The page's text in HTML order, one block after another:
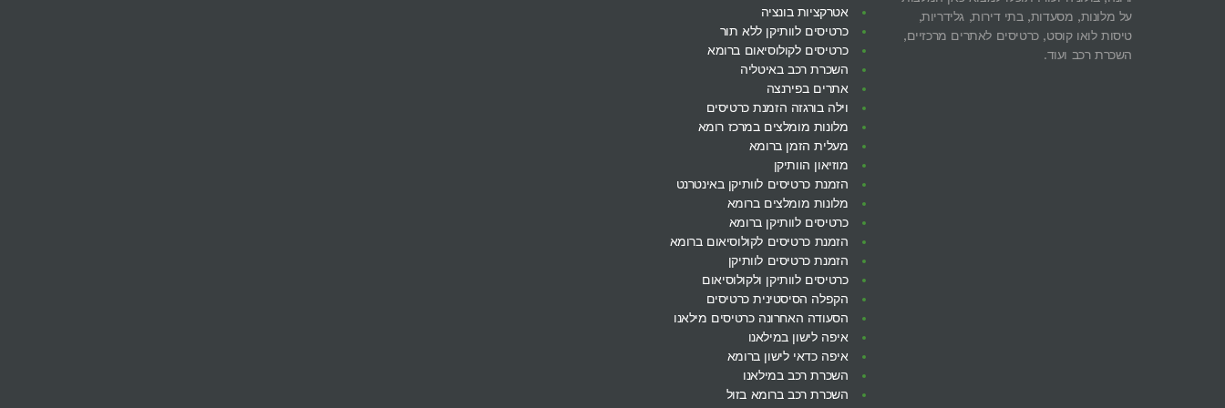
על מלונות, מסעדות, בתי דירות, גלידריות,
טיסות לואו קוסט, כרטיסים לאתרים מרכזיים,
השכרת רכב ועוד.
אטרקציות בונציה
כרטיסים לוותיקן ללא תור
כרטיסים לקולוסיאום ברומא
השכרת רכב באיטליה
אתרים בפירנצה
וילה בורגזה הזמנת כרטיסים
מלונות מומלצים במרכז רומא
מעלית הזמן ברומא
מוזיאון הוותיקן
הזמנת כרטיסים לוותיקן באינטרנט
מלונות מומלצים ברומא
כרטיסים לוותיקן ברומא
הזמנת כרטיסים לקולוסיאום ברומא
הזמנת כרטיסים לוותיקן
כרטיסים לוותיקן ולקולוסיאום
הקפלה הסיסטינית כרטיסים
הסעודה האחרונה כרטיסים מילאנו
איפה לישון במילאנו
איפה כדאי לישון ברומא
השכרת רכב במילאנו
השכרת רכב ברומא בזול